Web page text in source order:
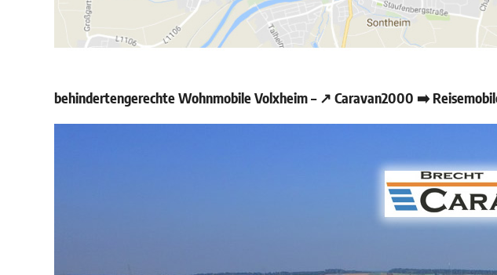
behindertengerechte Wohnmobile Volxheim – ↗️ Caravan2000 ➡️